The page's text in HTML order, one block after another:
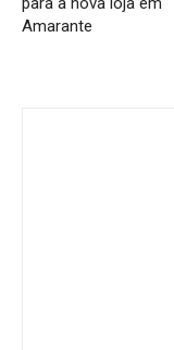
Amarante